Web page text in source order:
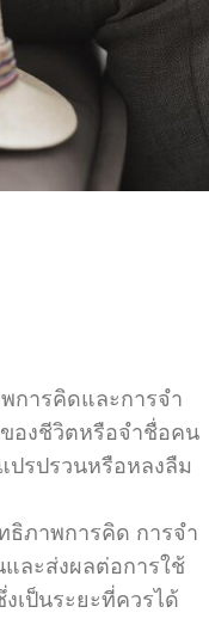
การคิดและการจำ
องชีวิตหรือจำชื่อคน
ปรปรวนหรือหลงลืม
ธิภาพการคิด การจำ
ละส่งผลต่อการใช้
เป็นระยะที่ควรได้